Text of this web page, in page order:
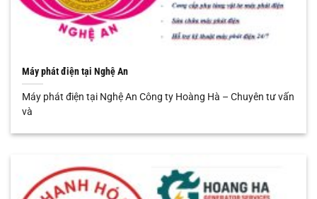
Máy phát điện tại Nghệ An
Máy phát điện tại Nghệ An Công ty Hoàng Hà – Chuyên tư vấn
và